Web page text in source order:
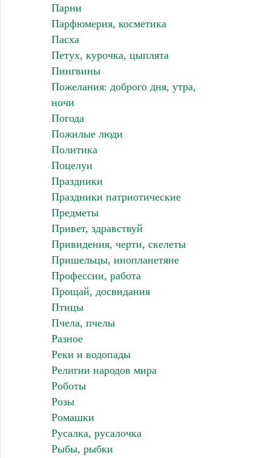
Парни
Парфюмерия, косметика
Пасха
Петух, курочка, цыплята
Пингвины
Пожелания: доброго дня, утра,
ночи
Погода
Пожилые люди
Политика
Поцелуи
Праздники
Праздники патриотические
Предметы
Привет, здравствуй
Привидения, черти, скелеты
Пришельцы, инопланетяне
Профессии, работа
Прощай, досвидания
Птицы
Пчела, пчелы
Разное
Реки и водопады
Религии народов мира
Роботы
Розы
Ромашки
Русалка, русалочка
Рыбы, рыбки